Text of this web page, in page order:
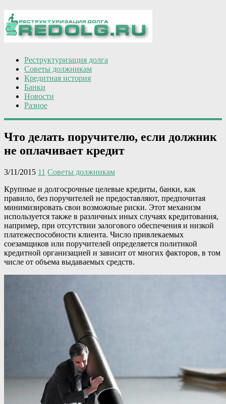
Реструктуризация долга
Советы должникам
Кредитная история
Банки
Новости
Разное
Что делать поручителю, если должник
не оплачивает кредит
3/11/2015 11 Советы должникам
Крупные и долгосрочные целевые кредиты, банки, как
правило, без поручителей не предоставляют, предпочитая
минимизировать свои возможные риски. Этот механизм
используется также в различных иных случаях кредитования,
например, при отсутствии залогового обеспечения и низкой
платежеспособности клиента. Число привлекаемых
соезамщиков или поручителей определяется политикой
кредитной организацией и зависит от многих факторов, в том
числе от объема выдаваемых средств.